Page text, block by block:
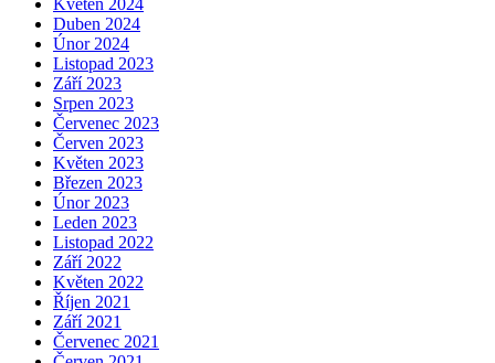
Květen 2024
Duben 2024
Únor 2024
Listopad 2023
Září 2023
Srpen 2023
Červenec 2023
Červen 2023
Květen 2023
Březen 2023
Únor 2023
Leden 2023
Listopad 2022
Září 2022
Květen 2022
Říjen 2021
Září 2021
Červenec 2021